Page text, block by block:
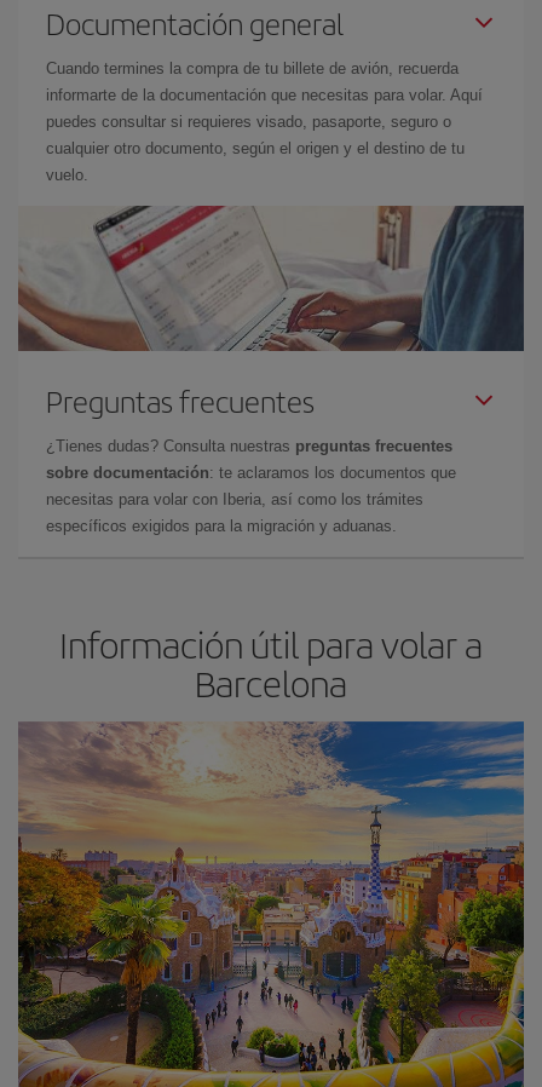
Documentación general
Cuando termines la compra de tu billete de avión, recuerda
informarte de la documentación que necesitas para volar. Aquí
puedes consultar si requieres visado, pasaporte, seguro o
cualquier otro documento, según el origen y el destino de tu
vuelo.
Preguntas frecuentes
¿Tienes dudas? Consulta nuestras preguntas frecuentes
sobre documentación: te aclaramos los documentos que
necesitas para volar con Iberia, así como los trámites
específicos exigidos para la migración y aduanas.
Información útil para volar a
Barcelona